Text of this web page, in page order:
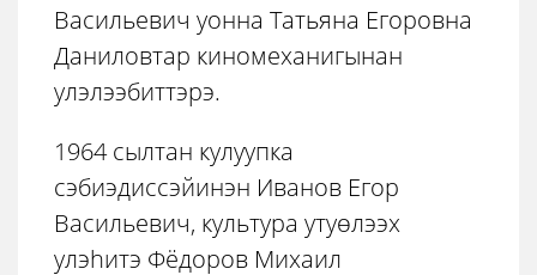
Васильевич уонна Татьяна Егоровна
Даниловтар киномеханигынан
улэлээбиттэрэ.
1964 сылтан кулуупка
сэбиэдиссэйинэн Иванов Егор
Васильевич, культура утуөлээх
улэhитэ Фёдоров Михаил